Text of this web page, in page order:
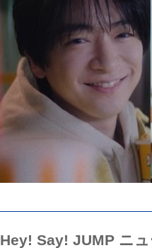
Hey! Say! JUMP ニ